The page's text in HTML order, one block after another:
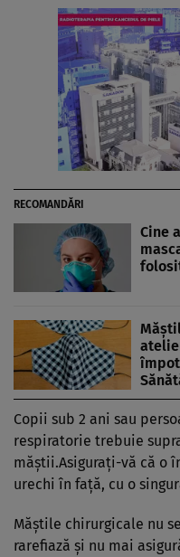
RECOMANDĂRI
Cine
Copii sub 2 ani sau
respiratorie trebuie
măştii.Asiguraţi-vă că o
urechi în faţă, cu o
Măştile chirurgicale nu
rarefiază şi nu mai